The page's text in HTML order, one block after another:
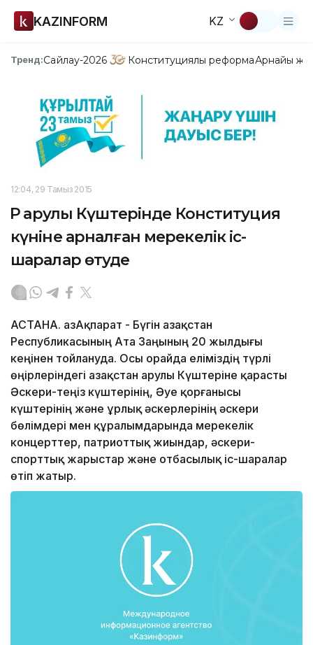
KAZINFORM KZ
Тренд:Сайлау-2026 Конституциялық реформаАрнайы
12:04, 29 Тамыз 2015
ҚР Қарулы Күштерінде Конституция
күніне арналған мерекелік іс-
шаралар өтуде
АСТАНА. ҚазАқпарат - Бүгін Қазақстан
Республикасының Ата Заңының 20 жылдығы
кеңінен тойлануда. Осы орайда еліміздің түрлі
өңірлеріндегі Қазақстан Қарулы Күштеріне қарасты
Әскери-теңіз күштерінің, Әуе қорғанысы
күштерінің және Құрлық әскерлерінің әскери
бөлімдері мен құралымдарында мерекелік
концерттер, патриоттық жиындар, әскери-
спорттық жарыстар және отбасылық іс-шаралар
өтіп жатыр.